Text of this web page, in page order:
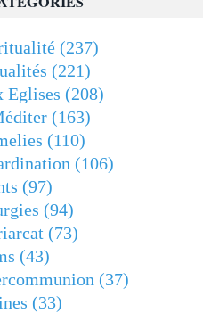
(237)
(221)
Eglises (208)
(163)
(110)
(106)
(97)
(94)
(73)
(43)
(37)
(33)